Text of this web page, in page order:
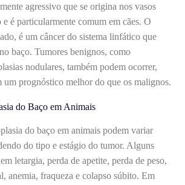
agressivo que se origina nos vasos
e é particularmente comum em cães. O
é um câncer do sistema linfático que
baço. Tumores benignos, como
nodulares, também podem ocorrer,
um prognóstico melhor do que os malignos.
do Baço em Animais
do baço em animais podem variar
do tipo e estágio do tumor. Alguns
letargia, perda de apetite, perda de peso,
anemia, fraqueza e colapso súbito. Em